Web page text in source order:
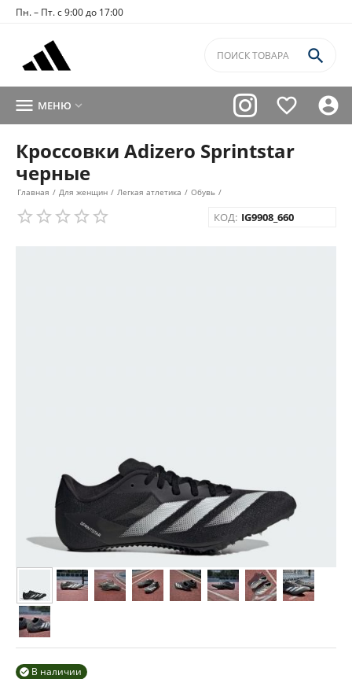
Пн. – Пт. с 9:00 до 17:00



 МЕНЮ 
Кроссовки Adizero Sprintstar
черные
Главная / Для женщин / Легкая атлетика / Обувь /
КОД: IG9908_660
В наличии
